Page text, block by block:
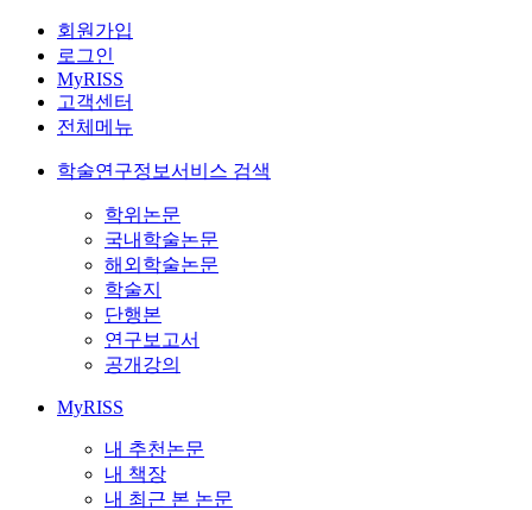
회원가입
로그인
MyRISS
고객센터
전체메뉴
학술연구정보서비스 검색
학위논문
국내학술논문
해외학술논문
학술지
단행본
연구보고서
공개강의
MyRISS
내 추천논문
내 책장
내 최근 본 논문